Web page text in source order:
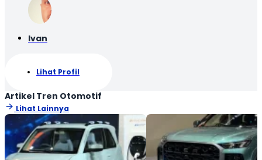
Ivan
Lihat Profil
Artikel Tren Otomotif
Lihat Lainnya